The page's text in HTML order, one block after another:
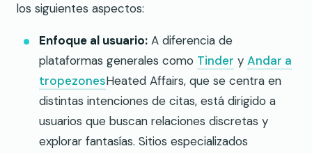
los siguientes aspectos:
Enfoque al usuario: A diferencia de
plataformas generales como Tinder y Andar a
tropezonesHeated Affairs, que se centra en
distintas intenciones de citas, está dirigido a
usuarios que buscan relaciones discretas y
explorar fantasías. Sitios especializados